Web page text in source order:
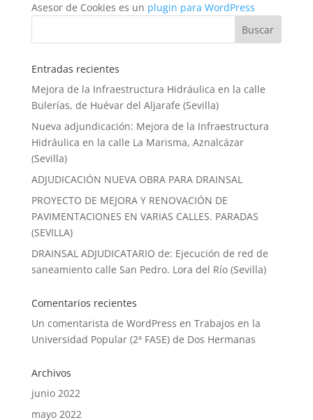
Asesor de Cookies es un plugin para WordPress
Entradas recientes
Mejora de la Infraestructura Hidráulica en la calle
Bulerías, de Huévar del Aljarafe (Sevilla)
Nueva adjundicación: Mejora de la Infraestructura
Hidráulica en la calle La Marisma, Aznalcázar
(Sevilla)
ADJUDICACIÓN NUEVA OBRA PARA DRAINSAL
PROYECTO DE MEJORA Y RENOVACIÓN DE
PAVIMENTACIONES EN VARIAS CALLES. PARADAS
(SEVILLA)
DRAINSAL ADJUDICATARIO de: Ejecución de red de
saneamiento calle San Pedro. Lora del Río (Sevilla)
Comentarios recientes
Un comentarista de WordPress en Trabajos en la
Universidad Popular (2ª FASE) de Dos Hermanas
Archivos
junio 2022
mayo 2022